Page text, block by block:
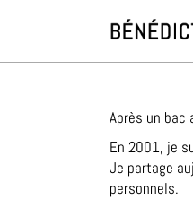
Après un
En 2001, je
Je partage
personnels.